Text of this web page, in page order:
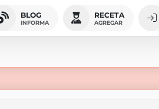
BLOG
INFORMA
RECETA
AGREGAR